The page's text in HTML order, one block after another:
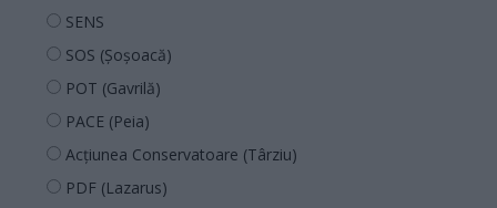
SENS
SOS (Șoșoacă)
POT (Gavrilă)
PACE (Peia)
Acțiunea Conservatoare (Târziu)
PDF (Lazarus)